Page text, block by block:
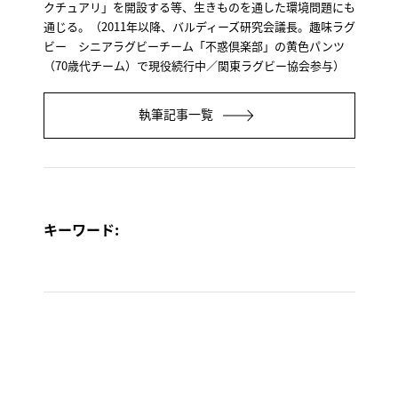
クチュアリ」を開設する等、生きものを通した環境問題にも
通じる。（2011年以降、バルディーズ研究会議長。趣味ラグ
ビー シニアラグビーチーム「不惑倶楽部」の黄色パンツ
（70歳代チーム）で現役続行中／関東ラグビー協会参与）
執筆記事一覧
キーワード: